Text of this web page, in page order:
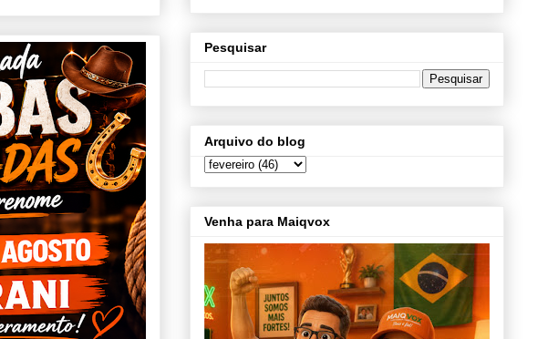
Pesquisar
Arquivo do blog
Venha para Maiqvox